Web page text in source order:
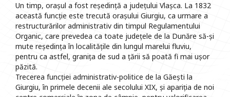
Un timp, orașul a fost reședință a județului Vlașca. La 1832
această funcție este trecută orașului Giurgiu, ca urmare a
restructurărilor administrativ din timpul Regulamentului
Organic, care prevedea ca toate județele de la Dunăre să-și
mute reședința în localitățile din lungul marelui fluviu,
pentru ca astfel, granița de sud a țării să poată fi mai ușor
păzită.
Trecerea funcției administrativ-politice de la Găești la
Giurgiu, în primele decenii ale secolului XIX, și apariția de noi